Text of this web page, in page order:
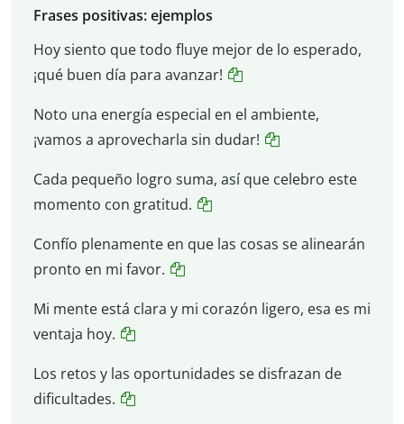
Frases positivas: ejemplos
Hoy siento que todo fluye mejor de lo esperado,
¡qué buen día para avanzar!
Noto una energía especial en el ambiente,
¡vamos a aprovecharla sin dudar!
Cada pequeño logro suma, así que celebro este
momento con gratitud.
Confío plenamente en que las cosas se alinearán
pronto en mi favor.
Mi mente está clara y mi corazón ligero, esa es mi
ventaja hoy.
Los retos y las oportunidades se disfrazan de
dificultades.